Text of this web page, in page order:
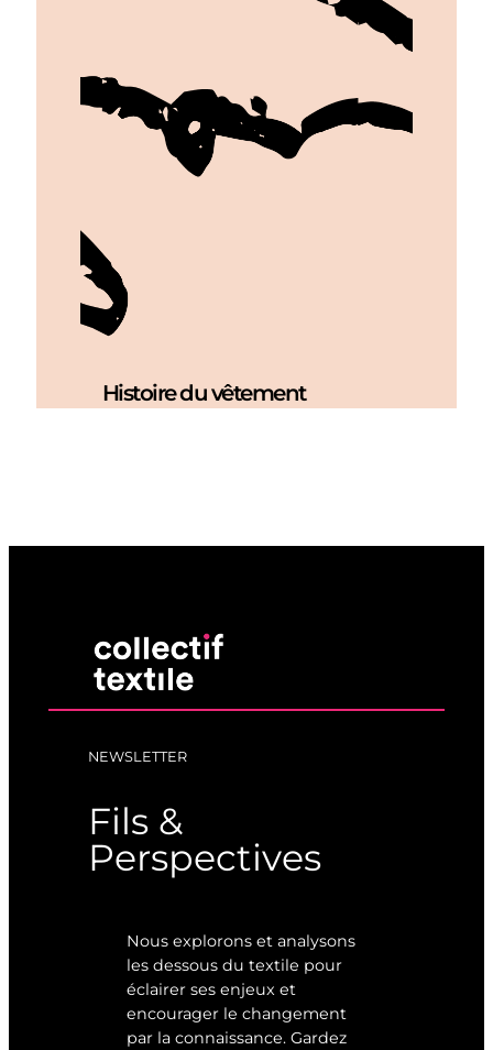
Histoire du vêtement
NEWSLETTER
Fils &
Perspectives
Nous explorons et analysons
les dessous du textile pour
éclairer ses enjeux et
encourager le changement
par la connaissance. Gardez